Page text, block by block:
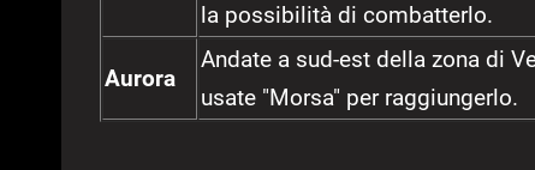
la possibilità di combatterlo.
Aurora
Andate a sud-est della zona di
usate "Morsa" per raggiungerlo.